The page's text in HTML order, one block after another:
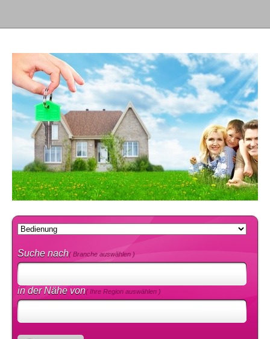
Suche nach( Branche auswählen )
in der Nähe von( Ihre Region auswählen )